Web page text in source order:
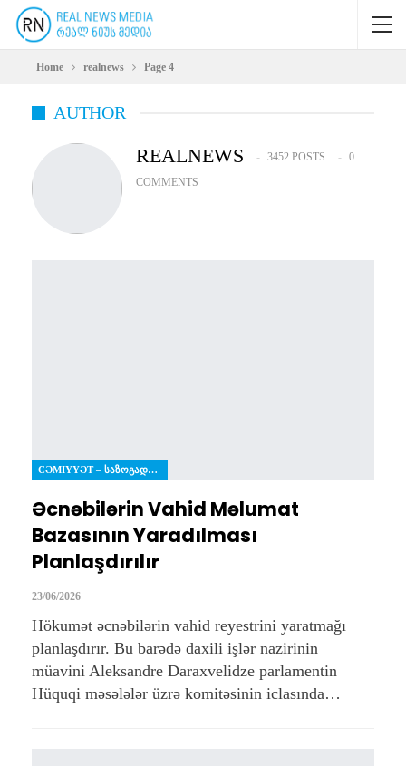
Home realnews Page 4
AUTHOR
REALNEWS 3452 POSTS
0
COMMENTS
CƏMIYYƏT – ᲡᲐᲖᲝᲒᲐᲓᲝᲔᲑᲐ
Əcnəbilərin Vahid Məlumat
Bazasının Yaradılması
Planlaşdırılır
23/06/2026
Hökumət əcnəbilərin vahid reyestrini yaratmağı
planlaşdırır. Bu barədə daxili işlər nazirinin
müavini Aleksandre Daraxvelidze parlamentin
Hüquqi məsələlər üzrə komitəsinin iclasında…